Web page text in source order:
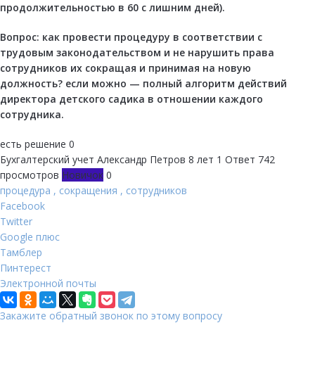
продолжительностью в 60 с лишним дней).
Вопрос: как провести процедуру в соответствии с
трудовым законодательством и не нарушить права
сотрудников их сокращая и принимая на новую
должность? если можно — полный алгоритм действий
директора детского садика в отношении каждого
сотрудника.
есть решение 0
Бухгалтерский учет Александр Петров 8 лет 1 Ответ 742
просмотров Новичок 0
процедура , сокращения , сотрудников
Facebook
Twitter
Google плюс
Тамблер
Пинтерест
Электронной почты
Закажите обратный звонок по этому вопросу